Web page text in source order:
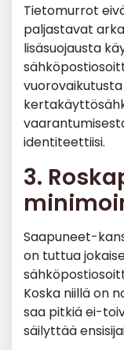
Tietomurrot
paljastavat
lisäsuojausta
identiteettiisi.
3.
Saapuneet-
on tuttua
Koska niillä on
saa pitkiä ei-
säilyttää